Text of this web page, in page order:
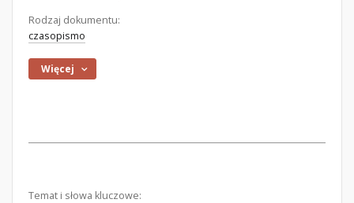
Rodzaj dokumentu:
czasopismo
Więcej
Temat i słowa kluczowe: